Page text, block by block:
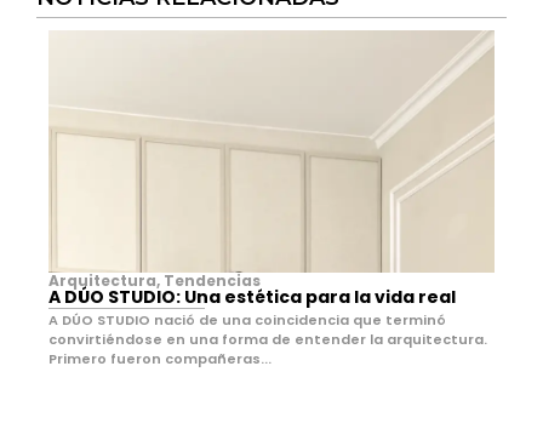
Arquitectura, Tendencias
A DÚO STUDIO: Una estética para la vida real
A DÚO STUDIO nació de una coincidencia que terminó
convirtiéndose en una forma de entender la arquitectura.
Primero fueron compañeras...